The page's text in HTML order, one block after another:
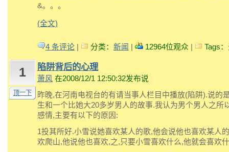
&。。。
(全文)
4 条评论 分类： 新闻 12964位观众 Tags：
1
顶一下
陷阱背后的心理
萧风 在2008/12/1 12:50:32发布说
昨晚,在河南电视台的有请当事人栏目中播放(陷阱).说的
生和一个比她大20多岁男人的故事.我认为男个男人之所
感情,主要有以下的原因:
1投其所好.小雪说她喜欢某人的歌,他会说他也喜欢某人
欢爬山,他说他也喜欢,之,只要小雪喜欢什么,他就会喜欢